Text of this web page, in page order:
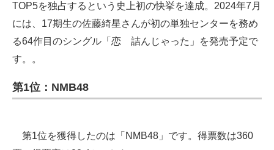
TOP5を独占するという史上初の快挙を達成。2024年7月
には、17期生の佐藤綺星さんが初の単独センターを務め
る64作目のシングル「恋 詰んじゃった」を発売予定で
す。。
第1位：NMB48
第1位を獲得したのは「NMB48」です。得票数は360